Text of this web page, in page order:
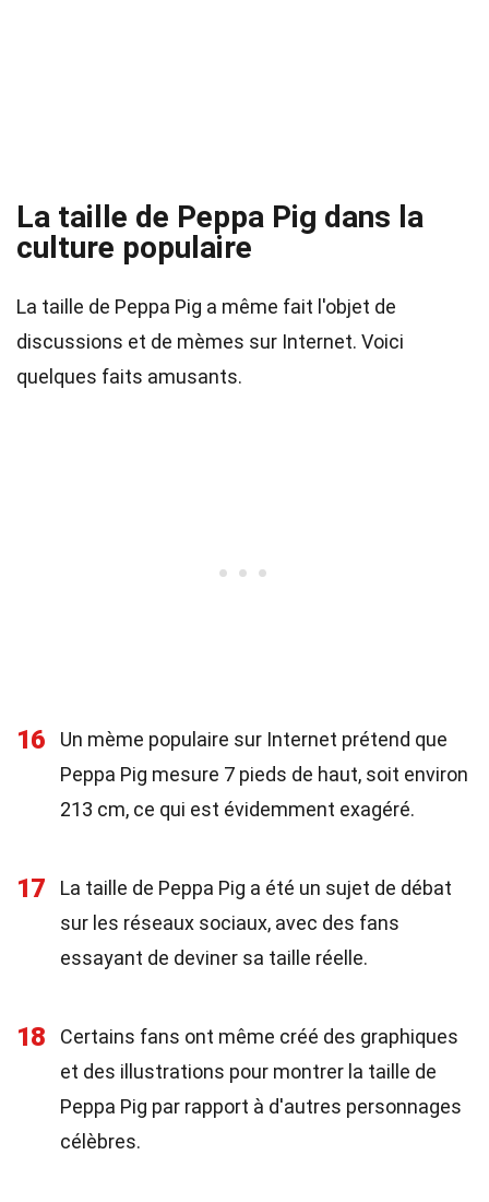
La taille de Peppa Pig dans la
culture populaire
La taille de Peppa Pig a même fait l'objet de
discussions et de mèmes sur Internet. Voici
quelques faits amusants.
16
Un mème populaire sur Internet prétend que
Peppa Pig mesure 7 pieds de haut, soit environ
213 cm, ce qui est évidemment exagéré.
17
La taille de Peppa Pig a été un sujet de débat
sur les réseaux sociaux, avec des fans
essayant de deviner sa taille réelle.
18
Certains fans ont même créé des graphiques
et des illustrations pour montrer la taille de
Peppa Pig par rapport à d'autres personnages
célèbres.